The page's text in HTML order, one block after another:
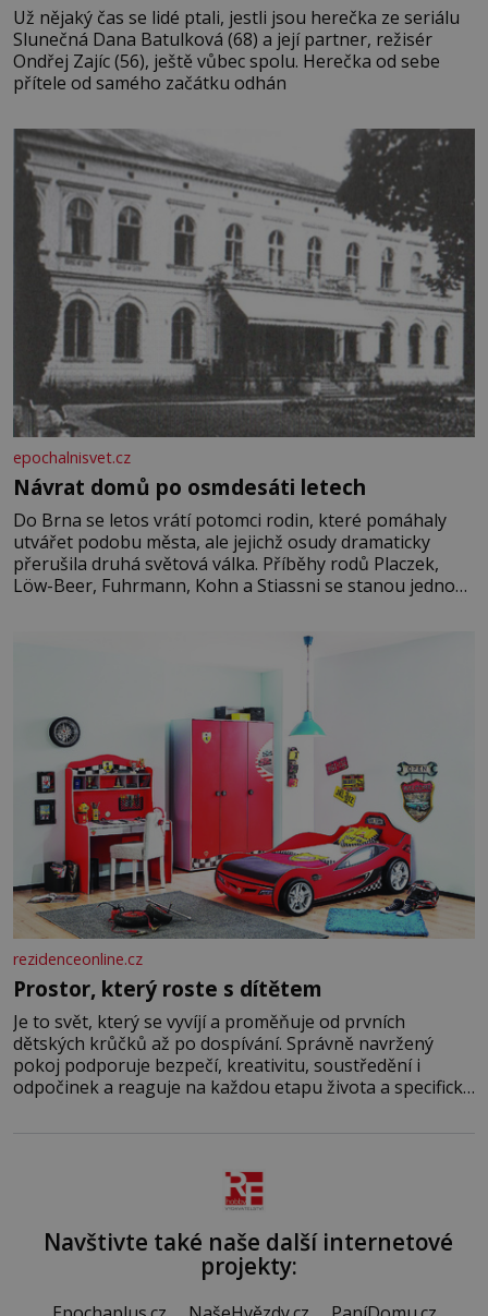
Už nějaký čas se lidé ptali, jestli jsou herečka ze seriálu
Slunečná Dana Batulková (68) a její partner, režisér
Ondřej Zajíc (56), ještě vůbec spolu. Herečka od sebe
přítele od samého začátku odhán
epochalnisvet.cz
Návrat domů po osmdesáti letech
Do Brna se letos vrátí potomci rodin, které pomáhaly
utvářet podobu města, ale jejichž osudy dramaticky
přerušila druhá světová válka. Příběhy rodů Placzek,
Löw-Beer, Fuhrmann, Kohn a Stiassni se stanou jednou
jednoduché. Místa, která si člověk pamatuje z rodinných
rezidenceonline.cz
Prostor, který roste s dítětem
Je to svět, který se vyvíjí a proměňuje od prvních
dětských krůčků až po dospívání. Správně navržený
pokoj podporuje bezpečí, kreativitu, soustředění i
odpočinek a reaguje na každou etapu života a specifické
Navštivte také naše další internetové
projekty: